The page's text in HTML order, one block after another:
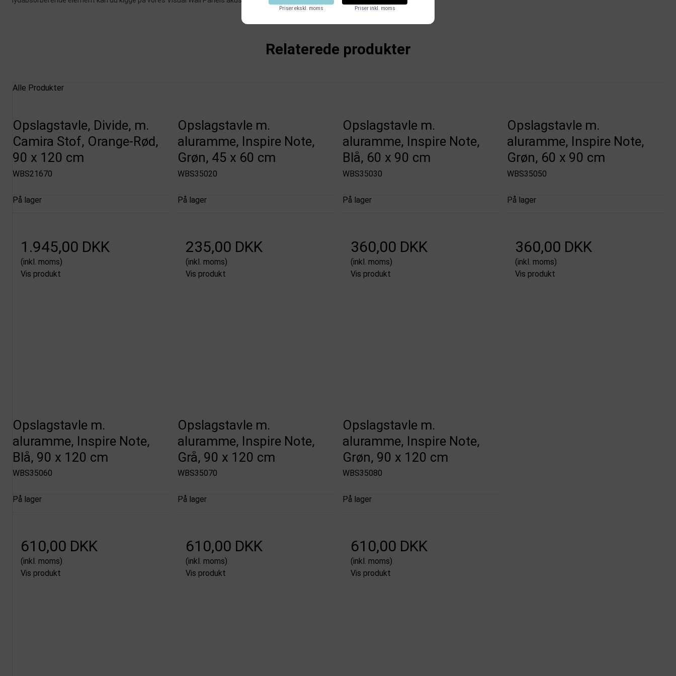
Relaterede produkter
Alle Produkter
Opslagstavle, Divide, m.
Camira Stof, Orange-Rød,
90 x 120 cm
WBS21670
På lager
1.945,00 DKK
(inkl. moms)
Vis produkt
Opslagstavle m.
aluramme, Inspire Note,
Grøn, 45 x 60 cm
WBS35020
På lager
235,00 DKK
(inkl. moms)
Vis produkt
Opslagstavle m.
aluramme, Inspire Note,
Blå, 60 x 90 cm
WBS35030
På lager
360,00 DKK
(inkl. moms)
Vis produkt
Opslagstavle m.
aluramme, Inspire Note,
Grøn, 60 x 90 cm
WBS35050
På lager
360,00 DKK
(inkl. moms)
Vis produkt
Opslagstavle m.
aluramme, Inspire Note,
Blå, 90 x 120 cm
WBS35060
På lager
610,00 DKK
(inkl. moms)
Vis produkt
Opslagstavle m.
aluramme, Inspire Note,
Grå, 90 x 120 cm
WBS35070
På lager
610,00 DKK
(inkl. moms)
Vis produkt
Opslagstavle m.
aluramme, Inspire Note,
Grøn, 90 x 120 cm
WBS35080
På lager
610,00 DKK
(inkl. moms)
Vis produkt
Priser ekskl. moms Priser inkl. moms